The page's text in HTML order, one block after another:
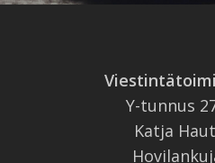
Y-tunnus
Katja